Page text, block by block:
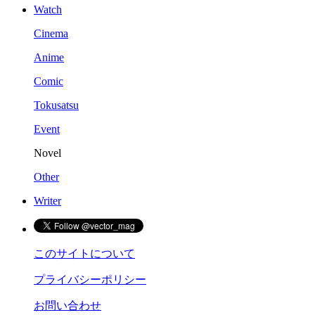
Watch
Cinema
Anime
Comic
Tokusatsu
Event
Novel
Other
Writer
このサイトについて
プライバシーポリシー
お問い合わせ